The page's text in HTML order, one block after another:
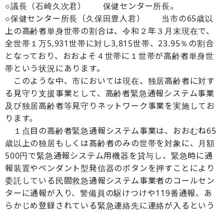
○議長（石崎久次君） 保健センター所長。
○保健センター所長（久保田豊人君） 当市の65歳以
上の高齢者単身世帯の割合は、令和２年３月末現在で、
全世帯１万5,931世帯に対し3,815世帯、23.95％の割合
となっており、おおよそ４世帯に１世帯が高齢者単身世
帯という状況にあります。
このような中、市においては現在、独居高齢者に対す
る見守り支援事業として、高齢者緊急通報システム事業
及び独居高齢者等見守りネットワーク事業を実施してお
ります。
１点目の高齢者緊急通報システム事業は、おおむね65
歳以上の独居もしくは高齢者のみの世帯を対象に、月額
500円で緊急通報システム用機器を貸与し、緊急時に通
報装置やペンダント型発信器のボタンを押すことにより
委託している民間救急通報システム事業者のコールセン
ターに通報が入り、警備員の駆けつけや119番通報、あ
らかじめ登録されている緊急連絡先に連絡が入るという